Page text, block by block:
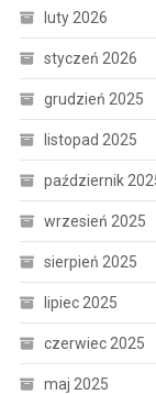
luty 2026
styczeń 2026
grudzień 2025
listopad 2025
październik
wrzesień 2025
sierpień 2025
lipiec 2025
czerwiec 2025
maj 2025